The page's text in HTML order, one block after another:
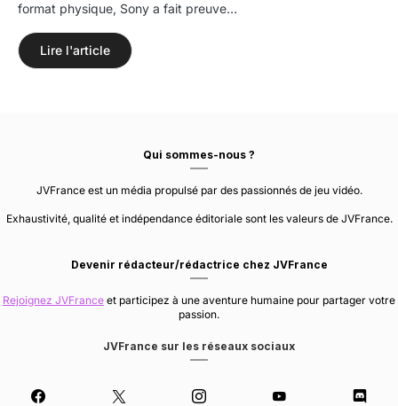
format physique, Sony a fait preuve…
Lire l'article
Qui sommes-nous ?
JVFrance est un média propulsé par des passionnés de jeu vidéo.
Exhaustivité, qualité et indépendance éditoriale sont les valeurs de JVFrance.
Devenir rédacteur/rédactrice chez JVFrance
Rejoignez JVFrance et participez à une aventure humaine pour partager votre
passion.
JVFrance sur les réseaux sociaux